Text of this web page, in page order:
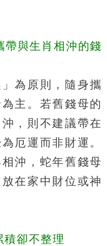
帶與生肖相沖的錢
為原則，隨身攜
主。若舊錢母的
，則不建議帶在
厄運而非財運。
沖，蛇年舊錢母
在家中財位或神
卻不整理